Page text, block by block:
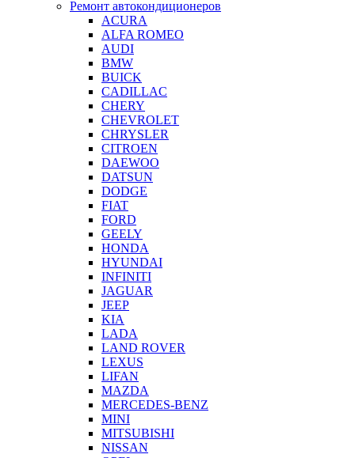
Ремонт автокондиционеров
ACURA
ALFA ROMEO
AUDI
BMW
BUICK
CADILLAC
CHERY
CHEVROLET
CHRYSLER
CITROEN
DAEWOO
DATSUN
DODGE
FIAT
FORD
GEELY
HONDA
HYUNDAI
INFINITI
JAGUAR
JEEP
KIA
LADA
LAND ROVER
LEXUS
LIFAN
MAZDA
MERCEDES-BENZ
MINI
MITSUBISHI
NISSAN